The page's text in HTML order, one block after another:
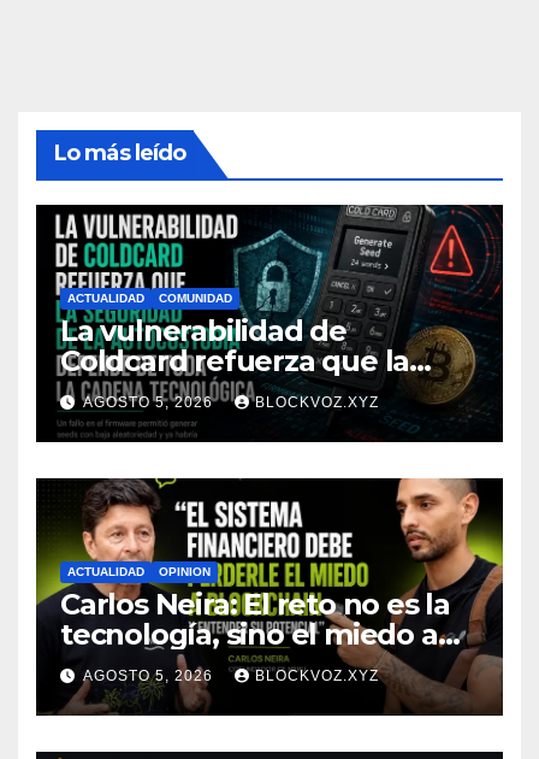
Lo más leído
ACTUALIDAD COMUNIDAD
La vulnerabilidad de
Coldcard refuerza que la
seguridad de la autocustodia
depende de toda la cadena
tecnológica, afirma CoinEx
Research
AGOSTO 5, 2026 BLOCKVOZ.XYZ
ACTUALIDAD OPINION
Carlos Neira: El reto no es la
tecnología, sino el miedo a
entenderla
AGOSTO 5, 2026 BLOCKVOZ.XYZ